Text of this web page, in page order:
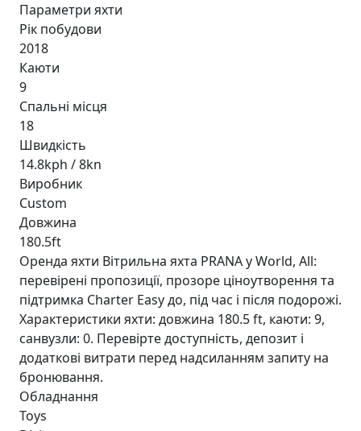
Параметри яхти
Рік побудови
2018
Каюти
9
Спальні місця
18
Швидкість
14.8kph / 8kn
Виробник
Custom
Довжина
180.5ft
Оренда яхти Вітрильна яхта PRANA у World, All:
перевірені пропозиції, прозоре ціноутворення та
підтримка Charter Easy до, під час і після подорожі.
Характеристики яхти: довжина 180.5 ft, каюти: 9,
санвузли: 0. Перевірте доступність, депозит і
додаткові витрати перед надсиланням запиту на
бронювання.
Обладнання
Toys